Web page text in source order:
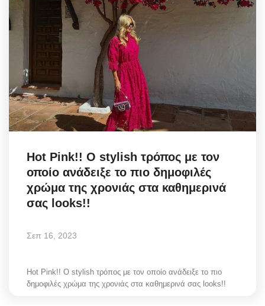
Sport
Sustainability
Health
In Pictures
Science & Tech
Aegean Islands
Σεβασμιώτατος Δωρόθεος Β’
L’Art des Sens
Hot Pink!! Ο stylish τρόπος με τον
οποίο ανάδειξε το πιο δημοφιλές
χρώμα της χρονιάς στα καθημερινά
σας looks!!
Σεπ 16, 2023
Hot Pink!! Ο stylish τρόπος με τον οποίο ανάδειξε το πιο
δημοφιλές χρώμα της χρονιάς στα καθημερινά σας looks!!